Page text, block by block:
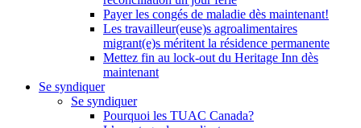
Payer les congés de maladie dès maintenant!
Les travailleur(euse)s agroalimentaires
migrant(e)s méritent la résidence permanente
Mettez fin au lock-out du Heritage Inn dès
maintenant
Se syndiquer
Se syndiquer
Pourquoi les TUAC Canada?